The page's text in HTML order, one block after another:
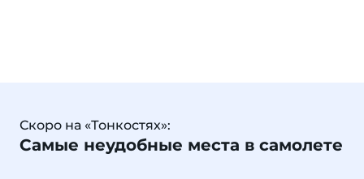
Скоро на «Тонкостях»:
Самые неудобные места в самолете